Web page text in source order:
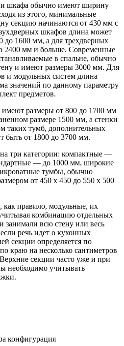
шкафа обычно имеют ширину
из этого, минимальные
секцию начинаются от 430 мм с
шкафов длина может
до 1600 мм, а для трехдверных
2400 мм и больше. Современные
в спальне, обычно
и имеют размеры 3000 мм. Для
и модульных систем длина
значений по данному параметру
предметов.
размеры от 800 до 1700 мм
размере 1500 мм, а стенки
таких тумб, дополнительных
быть от 1800 до 3700 мм.
три категории: компактные —
— до 1000 мм, широкие
тумбы, обычно
от 450 х 450 до 550 х 500
правило, модульные, их
комбинацию отдельных
занимали всю стену или весь
речь идет о кухонных
секции определяется по
краю на несколько сантиметров
секции часто уже и при
необходимо учитывать